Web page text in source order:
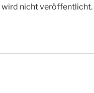
wird nicht veröffentlicht.